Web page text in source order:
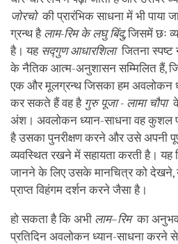
जोरचोकी प्रारंभिक साधना में भी पाया
ग्रन्थ है लाम-रिम के लघु बिंदु, जिसमें छः
है। यह सद्गुण आधारशिलाजितना स्पष्ट
के नैतिक आत्म-अनुशासन सम्मिलित हैं,
एक और मूलग्रन्थ जिसका हम अवलोकन
कर सकते हैं वह है गुरु पूजा - लामा चौपा
अंश। अवलोकन ध्यान-साधना वह कुशल
है उसका पुनरीक्षण करने और उसे अपनी
व्यवस्थित रखने में सहायता करती है। यह
जानने के लिए उसके मानचित्र को देखने,
प्राप्त विहंगम दर्शन करने जैसा है।
हो सकता है कि अभी लाम–रिमका अनुभव
प्रतिदिन अवलोकन ध्यान-साधना करने